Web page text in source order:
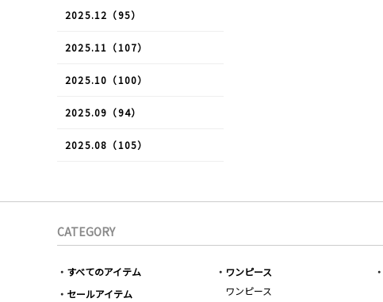
2025.12（95）
2025.11（107）
2025.10（100）
2025.09（94）
2025.08（105）
CATEGORY
すべてのアイテム
セールアイテム
ワンピース
ワンピース